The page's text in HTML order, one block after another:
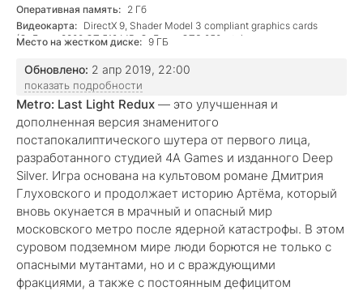
Оперативная память: 2 Гб
Видеокарта: DirectX 9, Shader Model 3 compliant graphics cards
(GeForce 8800 GT 512 MB, GeForce GTS 250, etc)
Место на жестком диске: 9 ГБ
Обновлено: 2 апр 2019, 22:00
показать подробности
Metro: Last Light Redux — это улучшенная и
дополненная версия знаменитого
постапокалиптического шутера от первого лица,
разработанного студией 4A Games и изданного Deep
Silver. Игра основана на культовом романе Дмитрия
Глуховского и продолжает историю Артёма, который
вновь окунается в мрачный и опасный мир
московского метро после ядерной катастрофы. В этом
суровом подземном мире люди борются не только с
опасными мутантами, но и с враждующими
фракциями, а также с постоянным дефицитом